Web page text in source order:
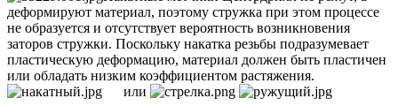
деформируют материал, поэтому стружка при этом процессе
не образуется и отсутствует вероятность возникновения
заторов стружки. Поскольку накатка резьбы подразумевает
пластическую деформацию, материал должен быть пластичен
или обладать низким коэффициентом растяжения.
или